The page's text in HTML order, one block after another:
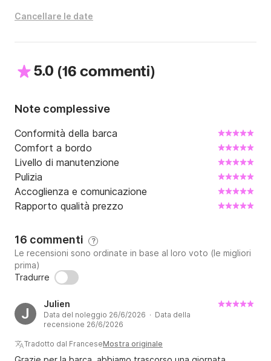
Cancellare le date
5.0 (16 commenti)
Note complessive
Conformità della barca
Comfort a bordo
Livello di manutenzione
Pulizia
Accoglienza e comunicazione
Rapporto qualità prezzo
16 commenti ?
Le recensioni sono ordinate in base al loro voto (le migliori
prima)
Tradurre
J
Julien
Data del noleggio 26/6/2026 · Data della
recensione 26/6/2026
Tradotto dal FranceseMostra originale